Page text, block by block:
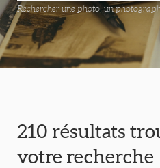
Rechercher une photo, un
210 résultats
votre recherche